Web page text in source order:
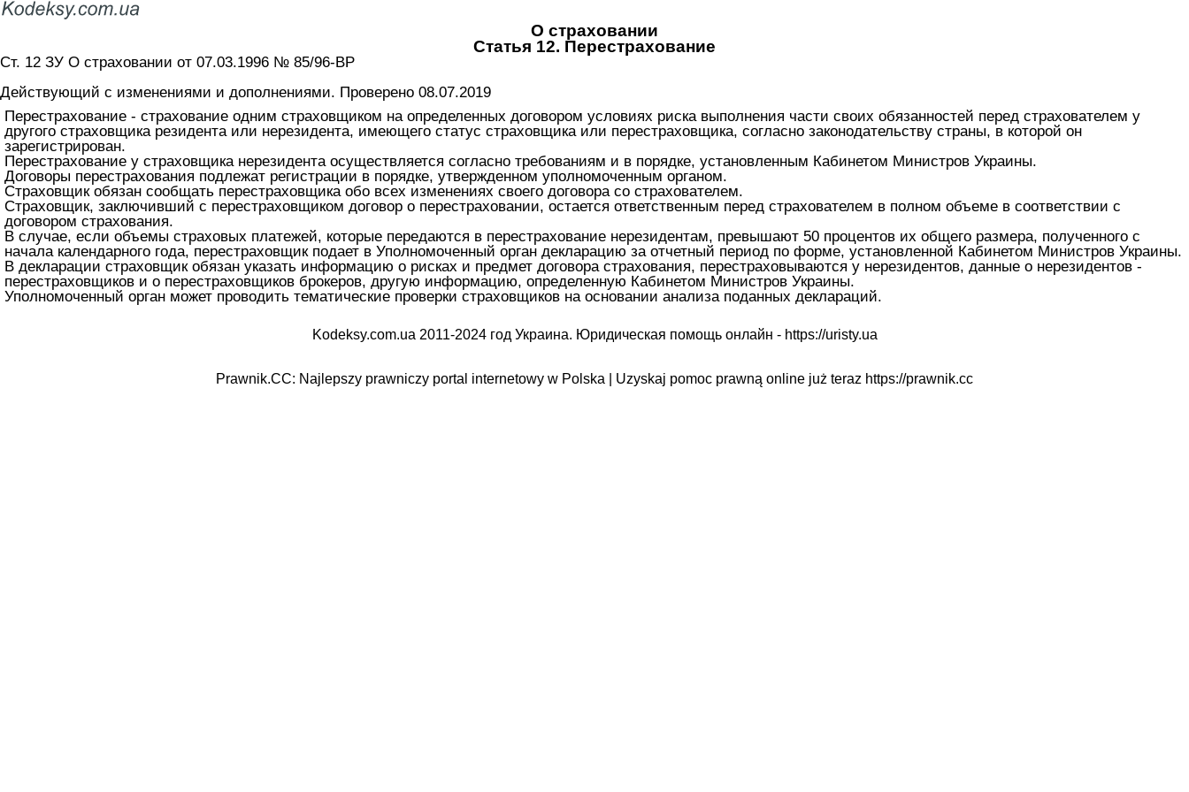
О страховании
Статья 12. Перестрахование
Ст. 12 ЗУ О страховании от 07.03.1996 № 85/96-ВР
Действующий с изменениями и дополнениями. Проверено 08.07.2019
Перестрахование - страхование одним страховщиком на определенных договором условиях риска выполнения части своих обязанностей перед страхователем у
другого страховщика резидента или нерезидента, имеющего статус страховщика или перестраховщика, согласно законодательству страны, в которой он
зарегистрирован.
Перестрахование у страховщика нерезидента осуществляется согласно требованиям и в порядке, установленным Кабинетом Министров Украины.
Договоры перестрахования подлежат регистрации в порядке, утвержденном уполномоченным органом.
Страховщик обязан сообщать перестраховщика обо всех изменениях своего договора со страхователем.
Страховщик, заключивший с перестраховщиком договор о перестраховании, остается ответственным перед страхователем в полном объеме в соответствии с
договором страхования.
В случае, если объемы страховых платежей, которые передаются в перестрахование нерезидентам, превышают 50 процентов их общего размера, полученного с
начала календарного года, перестраховщик подает в Уполномоченный орган декларацию за отчетный период по форме, установленной Кабинетом Министров Украины.
В декларации страховщик обязан указать информацию о рисках и предмет договора страхования, перестраховываются у нерезидентов, данные о нерезидентов -
перестраховщиков и о перестраховщиков брокеров, другую информацию, определенную Кабинетом Министров Украины.
Уполномоченный орган может проводить тематические проверки страховщиков на основании анализа поданных деклараций.
Kodeksy.com.ua 2011-2024 год Украина. Юридическая помощь онлайн - https://uristy.ua
Prawnik.CC: Najlepszy prawniczy portal internetowy w Polska | Uzyskaj pomoc prawną online już teraz https://prawnik.cc